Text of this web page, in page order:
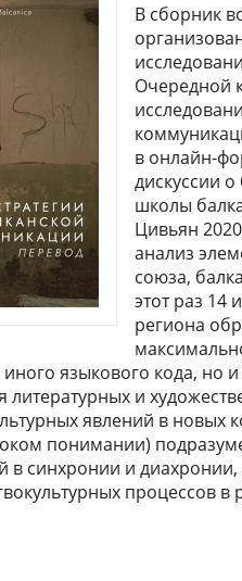
В сборник
Очередной
в онлайн-
дискуссии
школы
Цивьян
анализ
союза,
этот раз 14
региона
иного языкового кода,
литературных и
явлений в новых
понимании)
в синхронии и
процессов в